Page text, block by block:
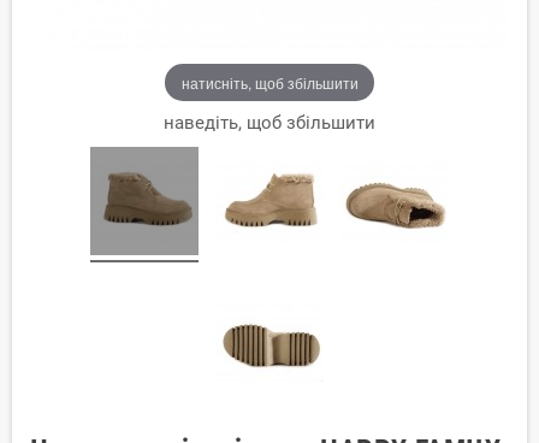
натисніть, щоб збільшити
наведіть, щоб збільшити